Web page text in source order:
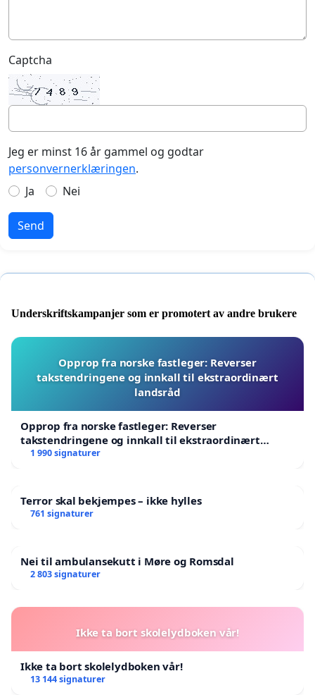
Captcha
Jeg er minst 16 år gammel og godtar
personvernerklæringen.
Ja
Nei
Send
Underskriftskampanjer som er promotert av andre brukere
Opprop fra norske fastleger: Reverser
takstendringene og innkall til ekstraordinært
landsråd
Opprop fra norske fastleger: Reverser
takstendringene og innkall til ekstraordinært
landsråd
1 990 signaturer
Terror skal bekjempes – ikke hylles
761 signaturer
Nei til ambulansekutt i Møre og Romsdal
2 803 signaturer
Ikke ta bort skolelydboken vår!
Ikke ta bort skolelydboken vår!
13 144 signaturer